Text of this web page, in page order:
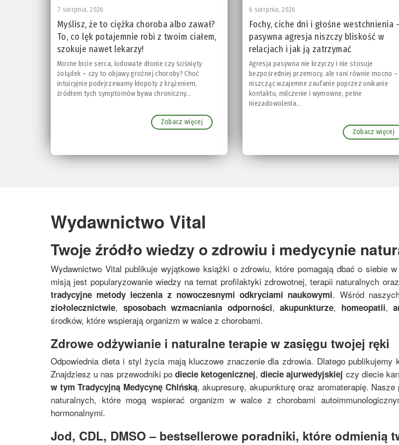
7 sierpnia, 2026
Myślisz, że to ciężka choroba albo zawał?
To, co lęk potajemnie robi z twoim ciałem,
szokuje nawet lekarzy!
Mocne bicie serca, lodowate dłonie czy ściśnięty
żołądek – czy to objawy groźnej choroby? Choć
intuicyjnie podejrzewamy kłopoty z krążeniem,
źródłem tych symptomów bywa chroniczny...
Zobacz więcej
6 sierpnia, 2026
Fochy, ciche dni i głośne westchnienia
pasywna agresja niszczy bliskość w
relacjach i jak ją zatrzymać
Agresja pasywna nie krzyczy i nie stosuje
bezpośredniej przemocy, ale rani równie mocno –
niszcząc wzajemne zaufanie poprzez unikanie
kontaktu, milczenie i wymowne, pełne
niezadowolenia...
Zobacz więcej
Wydawnictwo Vital
Twoje źródło wiedzy o zdrowiu i medycynie
Wydawnictwo Vital publikuje wyjątkowe książki o zdrowiu, które pomagają dbać o siebie
misją jest popularyzowanie wiedzy na temat profilaktyki zdrowotnej, terapii naturalnych
tradycyjne metody leczenia z nowoczesnymi odkryciami naukowymi. Wśród
ziołolecznictwie, sposobach wzmacniania odporności,akupunkturze, homeopatii,
środków, które wspierają organizm w walce z chorobami.
Zdrowe odżywianie i naturalne terapie w zasięgu twojej ręki
Odpowiednia dieta i styl życia mają kluczowe znaczenie dla zdrowia. Dlatego
Znajdziesz u nas przewodniki po diecie ketogenicznej,diecie ajurwedyjskiej czy diecie
w tymTradycyjną Medycynę Chińską, akupresurę, akupunkturę oraz aromaterapię.
naturalnych, które mogą wspierać organizm w walce z chorobami
hormonalnymi.
Jod, CDL, DMSO – bestsellerowe poradniki, które odmienią